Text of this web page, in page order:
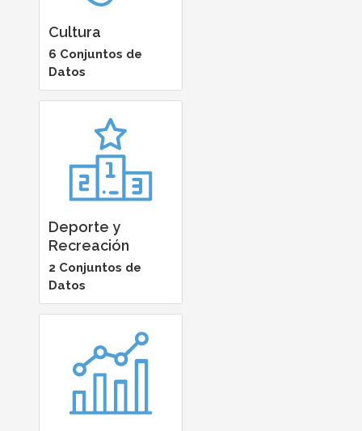
Cultura
6 Conjuntos de
Datos
Deporte y
Recreación
2 Conjuntos de
Datos